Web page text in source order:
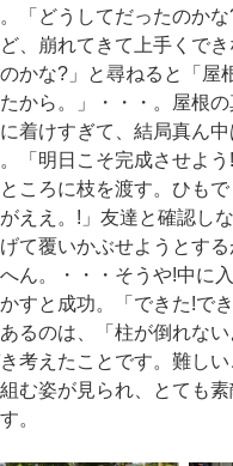
「どうしてだったのかな
、崩れてきて上手くで
かな?」と尋ねると「屋
から。」・・・。屋根
着けすぎて、結局真ん
「明日こそ完成させよ
ころに枝を渡す。ひもで
ええ。!」友達と確認し
て覆いかぶせようとす
ん。・・・そうや!中に
すと成功。「できた!で
るのは、「柱が倒れな
考えたことです。難し
む姿が見られ、とても
。